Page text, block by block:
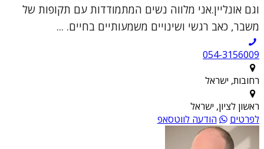
וגם אונליין.אני מלווה נשים המתמודדות עם תקופות של
משבר, כאב רגשי ושינויים משמעותיים בחיים. ...
054-3156009
רחובות, ישראל
ראשון לציון, ישראל
לפרטים
הודעה לווטסאפ